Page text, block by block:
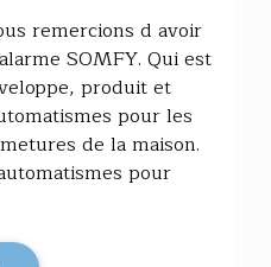
remercions d avoir
SOMFY. Qui est
produit et
pour les
de la maison.
pour